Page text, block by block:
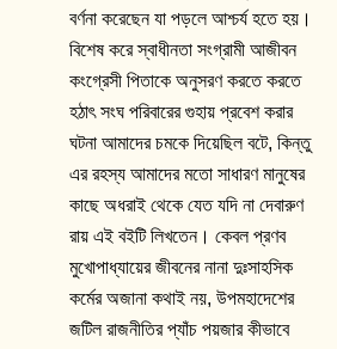
বর্ণনা করেছেন যা পড়লে আশ্চর্য হতে হয়।
বিশেষ করে স্বাধীনতা সংগ্রামী আজীবন
কংগ্রেসী পিতাকে অনুসরণ করতে করতে
হঠাৎ সংঘ পরিবারের গুহায় প্রবেশ করার
ঘটনা আমাদের চমকে দিয়েছিল বটে, কিন্তু
এর রহস্য আমাদের মতো সাধারণ মানুষের
কাছে অধরাই থেকে যেত যদি না দেবারুণ
রায় এই বইটি লিখতেন। কেবল প্রণব
মুখোপাধ্যায়ের জীবনের নানা দুঃসাহসিক
কর্মের অজানা কথাই নয়, উপমহাদেশের
জটিল রাজনীতির প্যাঁচ পয়জার কীভাবে